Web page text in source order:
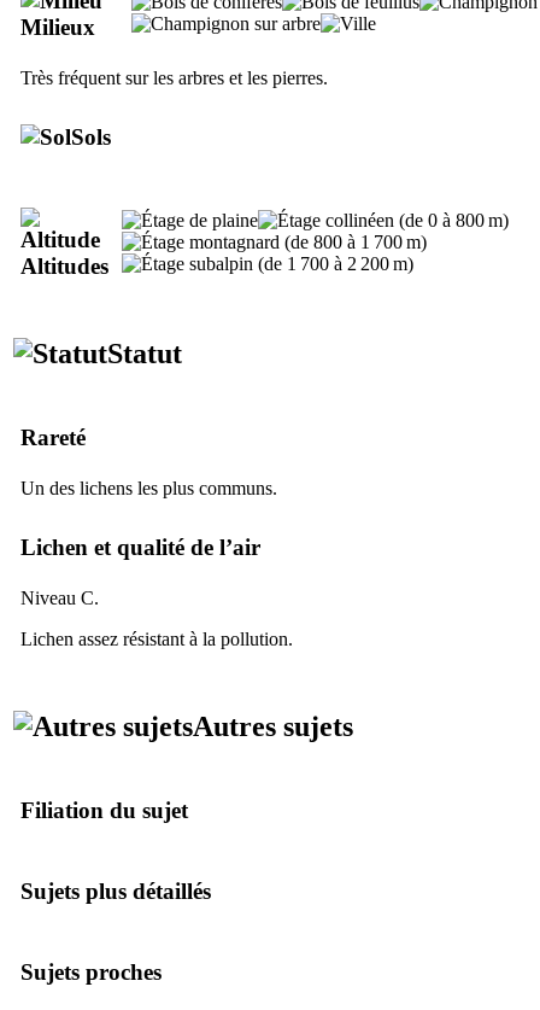
Milieux
Très fréquent sur les arbres et les pierres.
Sols
Altitudes
Statut
Rareté
Un des lichens les plus communs.
Lichen et qualité de l’air
Niveau C.
Lichen assez résistant à la pollution.
Autres sujets
Filiation du sujet
Sujets plus détaillés
Sujets proches